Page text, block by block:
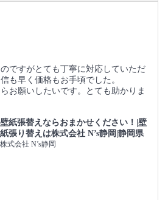
ですがとても丁寧に対応していただ
も早く価格もお手頃でした。
お願いしたいです。とても助かりま
壁紙張替えならおまかせください！|壁
紙張り替えは株式会社 N’s静岡|静岡県
株式会社 N’s静岡